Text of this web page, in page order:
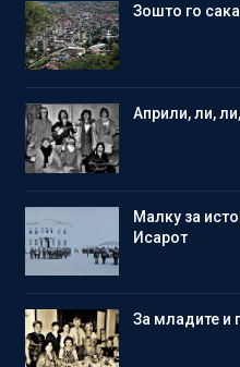
Зошто го
Aприли, ли,
Малку за
Исарот
Зa младите и